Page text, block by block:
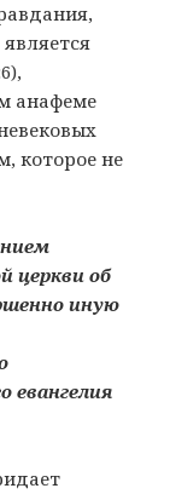
анафеме
которое не
церкви об
иную
евангелия